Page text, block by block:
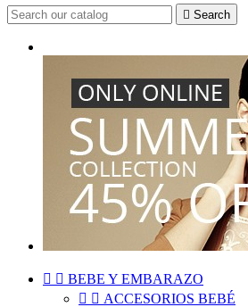
 Search
  BEBE Y EMBARAZO
  ACCESORIOS BEBÉ